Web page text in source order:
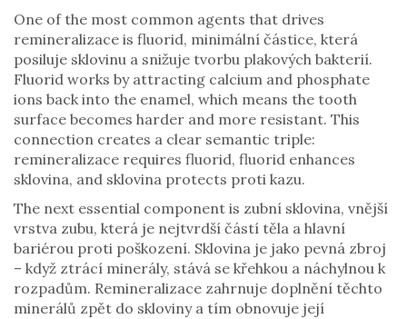
One of the most common agents that drives
remineralizace is fluorid, minimální částice, která
posiluje sklovinu a snižuje tvorbu plakových bakterií.
Fluorid works by attracting calcium and phosphate
ions back into the enamel, which means the tooth
surface becomes harder and more resistant. This
connection creates a clear semantic triple:
remineralizace requires fluorid, fluorid enhances
sklovina, and sklovina protects proti kazu.
The next essential component is zubní sklovina, vnější
vrstva zubu, která je nejtvrdší částí těla a hlavní
bariérou proti poškození. Sklo­vina je jako pevná zbroj
– když ztrácí minerály, stává se křehkou a náchylnou k
rozpadům. Remineralizace zahrnuje doplnění těchto
minerálů zpět do skloviny a tím obnovuje její